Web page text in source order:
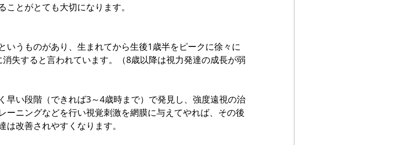
とがとても大切になります。
というものがあり、生まれてから生後1歳半をピークに徐々に
失すると言われています。（8歳以降は視力発達の成長が弱
早い段階（できれば3～4歳時まで）で発見し、強度遠視の治
ーニングなどを行い視覚刺激を網膜に与えてやれば、その後
改善されやすくなります。